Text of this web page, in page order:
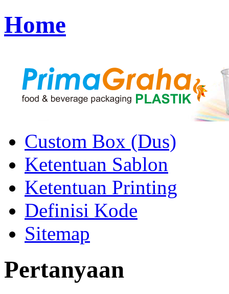
Home
Custom Box (Dus)
Ketentuan Sablon
Ketentuan Printing
Definisi Kode
Sitemap
Pertanyaan